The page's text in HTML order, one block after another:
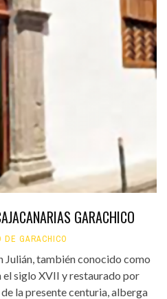
GARACHICO
DE GARACHICO
Julián, también conocido como
el siglo XVII y restaurado por
la presente centuria, alberga